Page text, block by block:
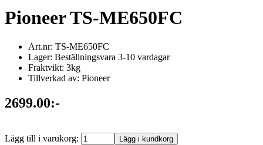
Pioneer TS-ME650FC
Art.nr: TS-ME650FC
Lager: Beställningsvara 3-10 vardagar
Fraktvikt: 3kg
Tillverkad av: Pioneer
2699.00:-
Lägg till i varukorg: